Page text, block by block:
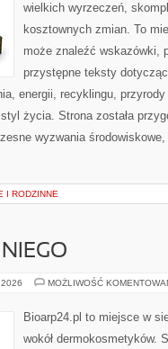
wielkich wyrzeczeń,
kosztownych zmian. To
może znaleźć wskazówki,
przystępne teksty
energii, recyklingu,
życia. Strona została
wyzwania
I RODZINNE
MOŻLIWOŚĆ
Bioarp24.pl to miejsce w
wokół dermokosmetyków.